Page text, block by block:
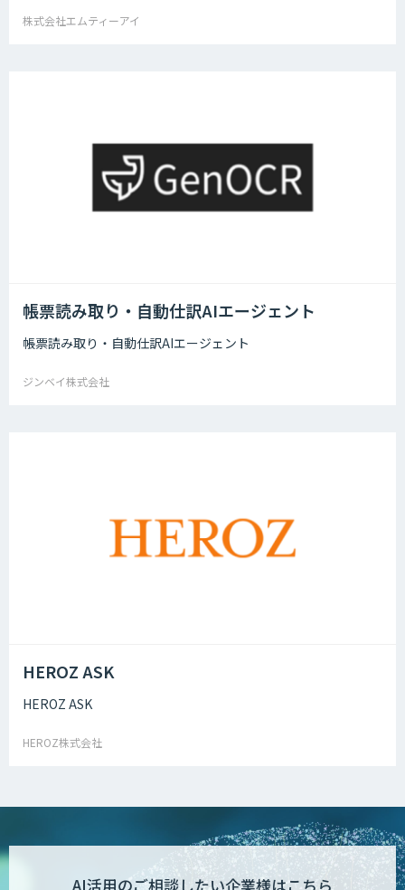
株式会社エムティーアイ
帳票読み取り・自動仕訳AIエージェント
帳票読み取り・自動仕訳AIエージェント
ジンベイ株式会社
HEROZ ASK
HEROZ ASK
HEROZ株式会社
AI活用のご相談したい企業様はこちら